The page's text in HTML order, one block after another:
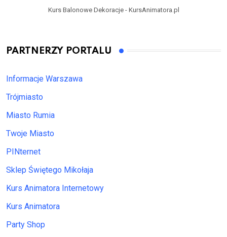
Kurs Balonowe Dekoracje - KursAnimatora.pl
PARTNERZY PORTALU
Informacje Warszawa
Trójmiasto
Miasto Rumia
Twoje Miasto
PINternet
Sklep Świętego Mikołaja
Kurs Animatora Internetowy
Kurs Animatora
Party Shop